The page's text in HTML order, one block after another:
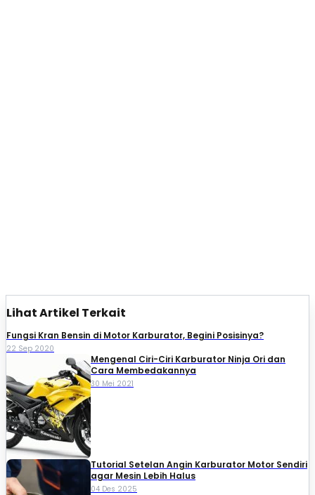
Lihat Artikel Terkait
Fungsi Kran Bensin di Motor Karburator, Begini Posisinya?
22 Sep 2020
Mengenal Ciri-Ciri Karburator Ninja Ori dan
Cara Membedakannya
30 Mei 2021
Tutorial Setelan Angin Karburator Motor Sendiri
agar Mesin Lebih Halus
04 Des 2025